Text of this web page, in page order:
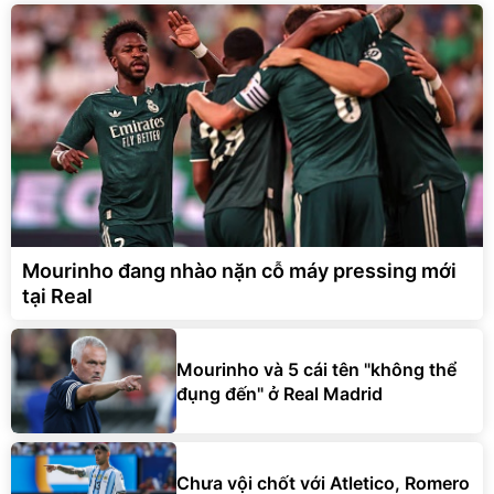
Mourinho đang nhào nặn cỗ máy pressing mới
tại Real
Mourinho và 5 cái tên "không thể
đụng đến" ở Real Madrid
Chưa vội chốt với Atletico, Romero